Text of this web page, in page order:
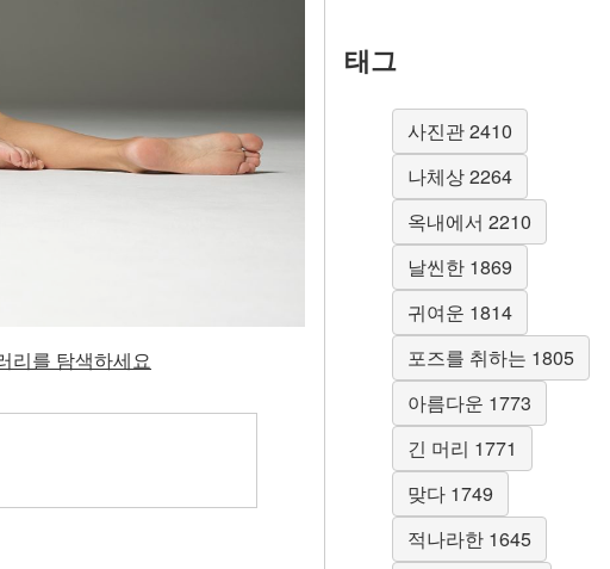
리를 탐색하세요
태그
사진관 2410
나체상 2264
옥내에서 2210
날씬한 1869
귀여운 1814
포즈를 취하는 1805
아름다운 1773
긴 머리 1771
맞다 1749
적나라한 1645